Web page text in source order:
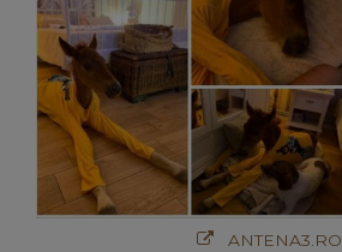
ANTENA3.RO